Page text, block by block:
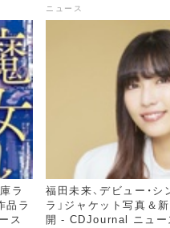
ニュース
ラ
品ラ
ス
福田未来、デビュー・
ラ」ジャケット写真＆
開 - CDJournal ニュー